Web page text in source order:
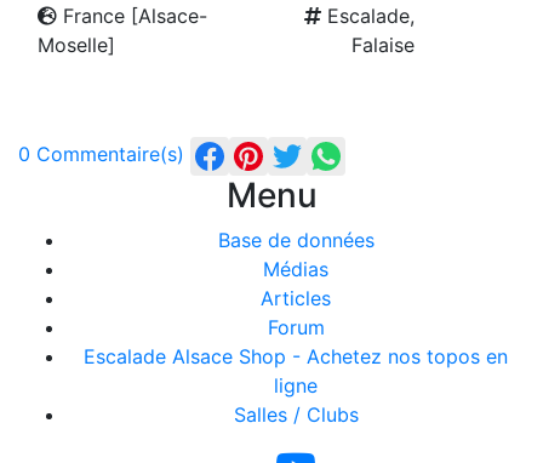
France [Alsace-
Moselle]
Escalade,
Falaise
0 Commentaire(s)
Menu
Base de données
Médias
Articles
Forum
Escalade Alsace Shop - Achetez nos topos en
ligne
Salles / Clubs